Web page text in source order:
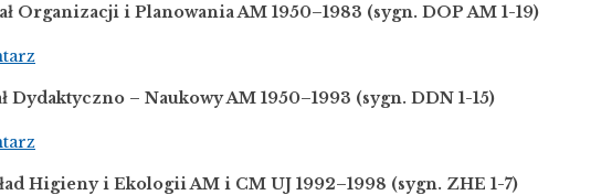
Organizacji i Planowania AM 1950–1983 (sygn. DOP AM 1-19)
Dydaktyczno – Naukowy AM 1950–1993 (sygn. DDN 1-15)
Higieny i Ekologii AM i CM UJ 1992–1998 (sygn. ZHE 1-7)